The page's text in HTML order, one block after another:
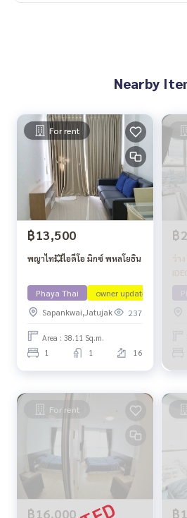
Nearby
For rent
฿13,500
พญาไท💥ไอดีโอ มิกซ์ พหลโยธิน
Phaya Thai
owner update
Sapankwai,Jatujak
237
Area : 38.11 Sq.m.
1 1 16
฿
ว่า
For rent
฿16,000 ฿